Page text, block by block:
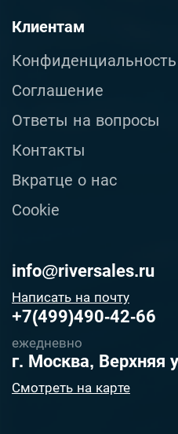
Клиентам
Конфиденциальность
Соглашение
Ответы на вопросы
Контакты
Вкратце о нас
Cookie
info@riversales.ru
Написать на почту
+7(499)490-42-66
ежедневно
г. Москва, Верхняя
Смотреть на карте